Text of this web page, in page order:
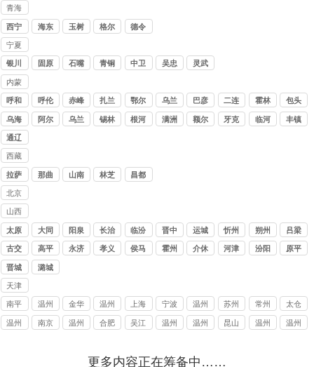
青海
讨债
公司
西宁 海东 玉树
格尔
德令
宁夏
讨债
公司
银川 固原
石嘴
青铜
中卫 吴忠 灵武
内蒙
古讨
债公
司
呼和
浩特
呼伦
贝尔
赤峰
扎兰
屯
鄂尔
多斯
乌兰
察布
巴彦
淖尔
二连
浩特
霍林
郭勒
包头
乌海
阿尔
乌兰
锡林
根河
满洲
额尔
牙克
临河 丰镇
通辽
西藏
讨债
公司
拉萨 那曲 山南 林芝 昌都
北京
讨债
公司
山西
讨债
公司
太原 大同 阳泉 长治 临汾 晋中 运城 忻州 朔州 吕梁
古交 高平 永济 孝义 侯马 霍州 介休 河津 汾阳 原平
晋城 潞城
天津
讨债
公司
南平
收债
温州
龙港
金华
义乌
温州
乐清
上海
讨债
宁波
讨债
温州
瑞安
苏州
讨债
常州
讨债
太仓
讨债
温州
南京
温州
合肥
吴江
温州
温州
昆山
温州
温州
更多内容正在筹备中……